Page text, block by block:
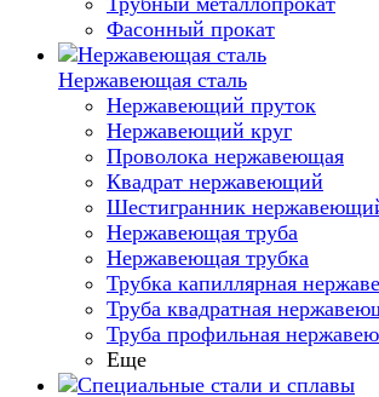
Фасонный прокат
Нержавеющая сталь
Нержавеющий пруток
Нержавеющий круг
Проволока нержавеющая
Квадрат нержавеющий
Шестигранник
Нержавеющая труба
Нержавеющая трубка
Трубка капиллярная
Труба квадратная
Труба профильная
Еще